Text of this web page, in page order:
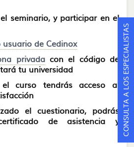
seminario, y participar en el
de Cedinox
privadacon el código de
tu universidad
curso tendrás acceso al
el cuestionario, podrás
de asistencia y CONSULTA A LOS ESPECIALISTAS